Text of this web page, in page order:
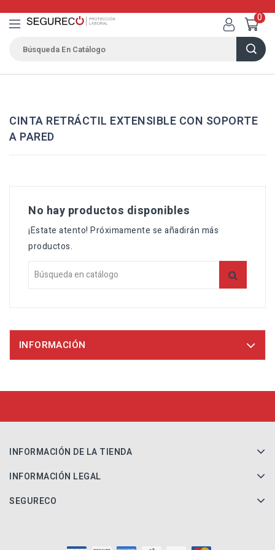
0
CINTA RETRÁCTIL EXTENSIBLE CON SOPORTE
A PARED
No hay productos disponibles
¡Estate atento! Próximamente se añadirán más
productos.
INFORMACIÓN
INFORMACIÓN DE LA TIENDA
INFORMACIÓN LEGAL
SEGURECO